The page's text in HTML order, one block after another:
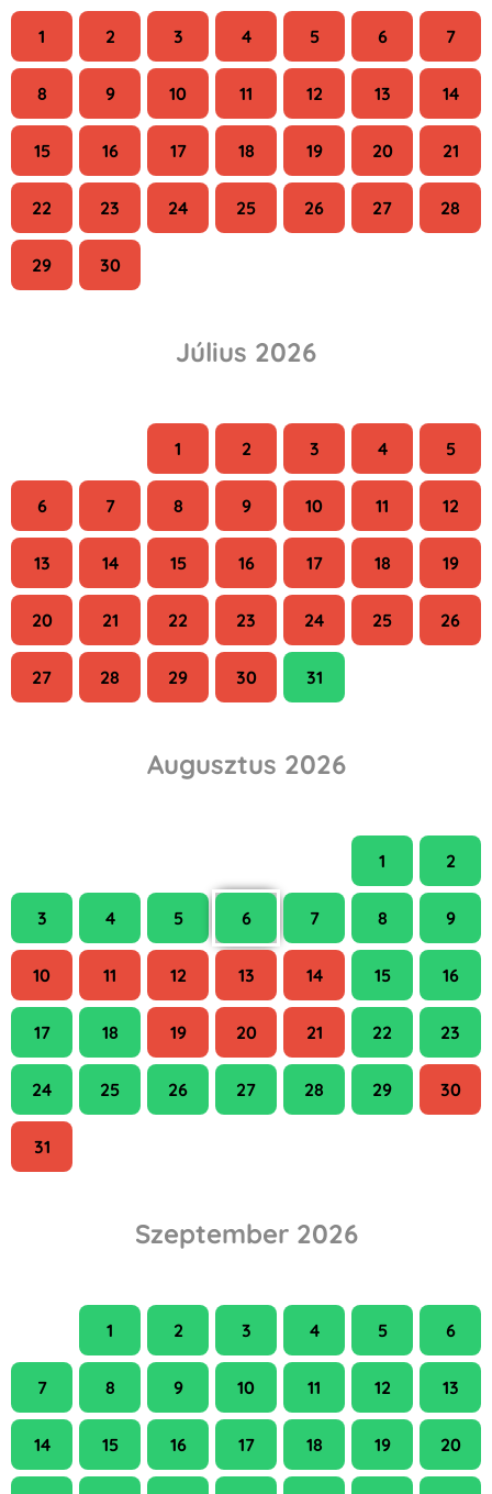
1
2 3 4 5 6 7
8 9 10 11 12 13 14
15 16 17 18 19 20 21
22 23 24 25 26 27 28
29 30
Július 2026
1
2 3 4 5
6 7 8 9 10 11 12
13 14 15 16 17 18 19
20 21 22 23 24 25 26
27 28 29 30 31
Augusztus 2026
1
2
3 4 5 6 7 8 9
10 11 12 13 14 15 16
17 18 19 20 21 22 23
24 25 26 27 28 29 30
31
Szeptember 2026
1
2 3 4 5 6
7 8 9 10 11 12 13
14 15 16 17 18 19 20